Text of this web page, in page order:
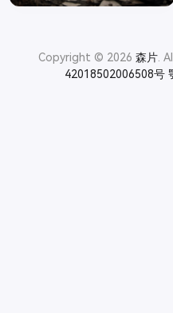
Copyright © 2026 森片.
42018502006508号